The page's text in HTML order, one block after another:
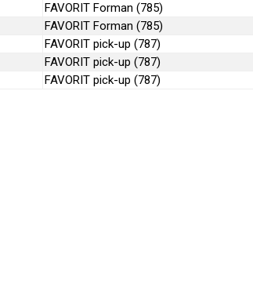
FAVORIT Forman (785)
FAVORIT Forman (785)
FAVORIT pick-up (787)
FAVORIT pick-up (787)
FAVORIT pick-up (787)